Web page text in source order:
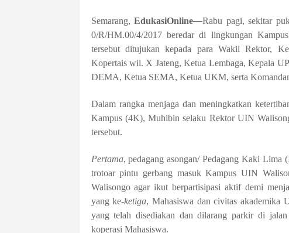
Semarang,EdukasiOnline—Rabu pagi, sekitar
0/R/HM.00/4/2017 beredar di lingkungan
tersebut ditujukan kepada para Wakil Rektor,
Kopertais wil. X Jateng, Ketua Lembaga, Kepala
DEMA, Ketua SEMA, Ketua UKM, serta
Dalam rangka menjaga dan meningkatkan
Kampus (4K), Muhibin selaku Rektor UIN
tersebut.
Pertama, pedagang asongan/ Pedagang Kaki
trotoar pintu gerbang masuk Kampus UIN
Walisongo agar ikut berpartisipasi aktif demi
yang ke-ketiga, Mahasiswa dan civitas akademika
yang telah disediakan dan dilarang parkir di
koperasi Mahasiswa.